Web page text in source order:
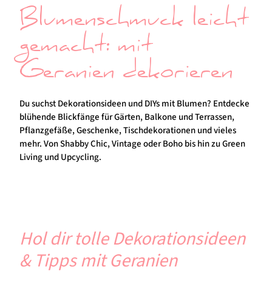
Blumenschmuck leicht
gemacht: mit
Geranien dekorieren
Du suchst Dekorationsideen und DIYs mit Blumen? Entdecke
blühende Blickfänge für Gärten, Balkone und Terrassen,
Pflanzgefäße, Geschenke, Tischdekorationen und vieles
mehr. Von Shabby Chic, Vintage oder Boho bis hin zu Green
Living und Upcycling.
Hol dir tolle Dekorationsideen
& Tipps mit Geranien